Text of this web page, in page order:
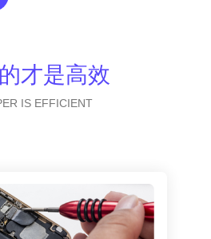
才是高效
IS EFFICIENT